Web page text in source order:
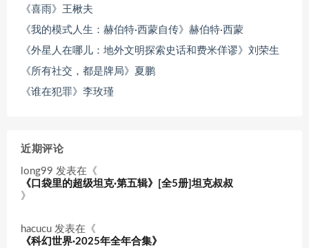
《喜雨》王楸夫
《我的模式人生：赫伯特·西蒙自传》赫伯特·西蒙
《外星人在哪儿：地外文明探索史话和费米佯谬》刘荣生
《所有社交，都是牌局》夏鹏
《谁在犯罪》李玫瑾
近期评论
long99 发表在《
《口袋里的超级坦克·第五辑》[全5册]坦克叔叔
》
hacucu 发表在《
《科幻世界·2025年全年合集》